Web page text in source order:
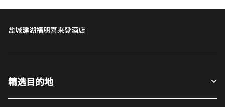
盐城建湖福朋喜来登酒店
精选目的地